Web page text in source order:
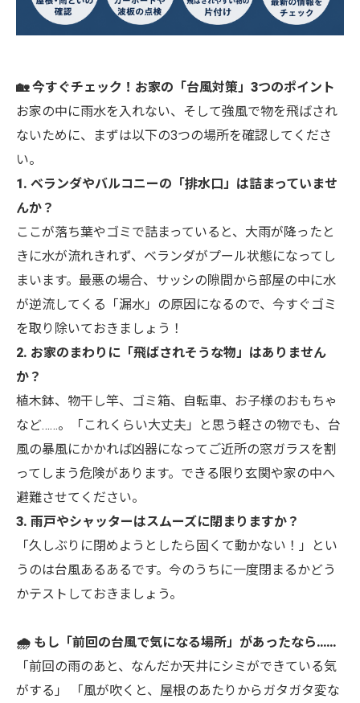
🏡 今すぐチェック！お家の「台風対策」3つのポイント
お家の中に雨水を入れない、そして強風で物を飛ばされ
ないために、まずは以下の3つの場所を確認してくださ
い。
1. ベランダやバルコニーの「排水口」は詰まっていませ
んか？
ここが落ち葉やゴミで詰まっていると、大雨が降ったと
きに水が流れきれず、ベランダがプール状態になってし
まいます。最悪の場合、サッシの隙間から部屋の中に水
が逆流してくる「漏水」の原因になるので、今すぐゴミ
を取り除いておきましょう！
2. お家のまわりに「飛ばされそうな物」はありません
か？
植木鉢、物干し竿、ゴミ箱、自転車、お子様のおもちゃ
など……。「これくらい大丈夫」と思う軽さの物でも、台
風の暴風にかかれば凶器になってご近所の窓ガラスを割
ってしまう危険があります。できる限り玄関や家の中へ
避難させてください。
3. 雨戸やシャッターはスムーズに閉まりますか？
「久しぶりに閉めようとしたら固くて動かない！」とい
うのは台風あるあるです。今のうちに一度閉まるかどう
かテストしておきましょう。
🌧️ もし「前回の台風で気になる場所」があったなら……
「前回の雨のあと、なんだか天井にシミができている気
がする」 「風が吹くと、屋根のあたりからガタガタ変な